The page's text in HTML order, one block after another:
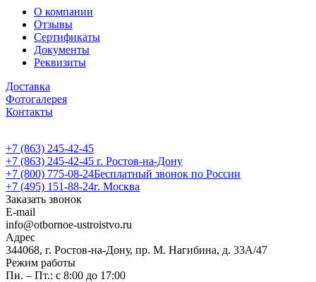
О компании
Отзывы
Сертификаты
Документы
Реквизиты
Доставка
Фотогалерея
Контакты
+7 (863) 245-42-45
+7 (863) 245-42-45 г. Ростов-на-Дону
+7 (800) 775-08-24Бесплатный звонок по России
+7 (495) 151-88-24г. Москва
Заказать звонок
E-mail
info@otbornoe-ustroistvo.ru
Адрес
344068, г. Ростов-на-Дону, пр. М. Нагибина, д. 33А/47
Режим работы
Пн. – Пт.: с 8:00 до 17:00